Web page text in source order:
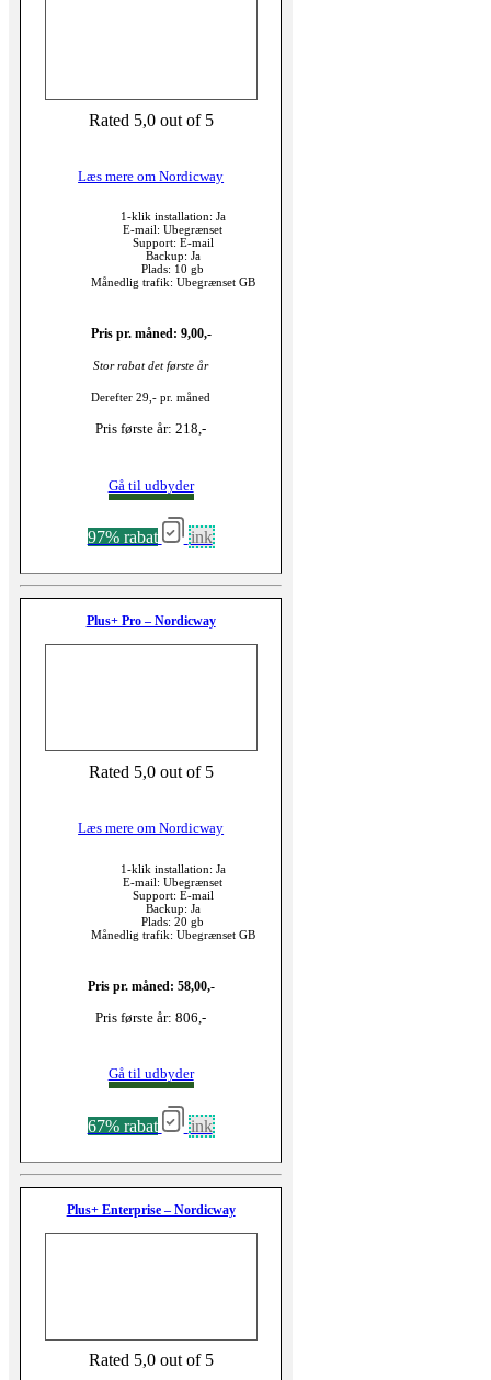
Rated 5,0 out of 5
Læs mere om Nordicway
1-klik installation: Ja
E-mail: Ubegrænset
Support: E-mail
Backup: Ja
Plads: 10 gb
Månedlig trafik: Ubegrænset GB
Pris pr. måned: 9,00,-
Stor rabat det første år
Derefter 29,- pr. måned
Pris første år: 218,-
Gå til udbyder
97% rabat ink
Plus+ Pro – Nordicway
Rated 5,0 out of 5
Læs mere om Nordicway
1-klik installation: Ja
E-mail: Ubegrænset
Support: E-mail
Backup: Ja
Plads: 20 gb
Månedlig trafik: Ubegrænset GB
Pris pr. måned: 58,00,-
Pris første år: 806,-
Gå til udbyder
67% rabat ink
Plus+ Enterprise – Nordicway
Rated 5,0 out of 5